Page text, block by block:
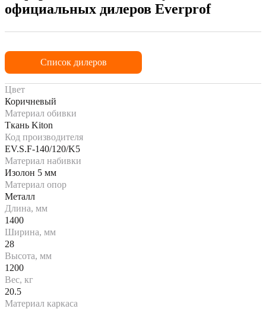
официальных дилеров Everprof
Список дилеров
Цвет
Коричневый
Материал обивки
Ткань Kiton
Код производителя
EV.S.F-140/120/K5
Материал набивки
Изолон 5 мм
Материал опор
Металл
Длина, мм
1400
Ширина, мм
28
Высота, мм
1200
Вес, кг
20.5
Материал каркаса